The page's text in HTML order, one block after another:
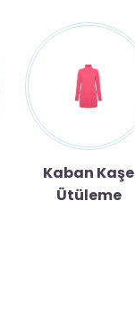
Kaban Kaşe
Ütüleme